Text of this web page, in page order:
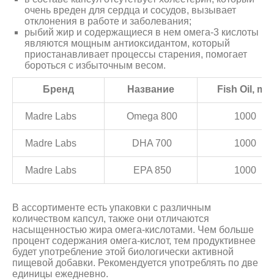
очень вреден для сердца и сосудов, вызывает
отклонения в работе и заболевания;
рыбий жир и содержащиеся в нем омега-3 кислоты
являются мощным антиоксидантом, который
приостанавливает процессы старения, помогает
бороться с избыточным весом.
Бренд Название Fish Oil, mg
Madre Labs Omega 800 1000
Madre Labs DHA 700 1000
Madre Labs EPA 850 1000
В ассортименте есть упаковки с различным
количеством капсул, также они отличаются
насыщенностью жира омега-кислотами. Чем больше
процент содержания омега-кислот, тем продуктивнее
будет употребление этой биологически активной
пищевой добавки. Рекомендуется употреблять по две
единицы ежедневно.